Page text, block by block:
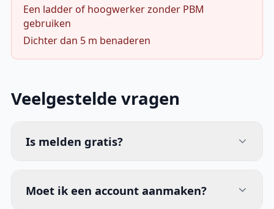
Een ladder of hoogwerker zonder PBM
gebruiken
Dichter dan 5 m benaderen
Veelgestelde vragen
Is melden gratis?
Moet ik een account aanmaken?